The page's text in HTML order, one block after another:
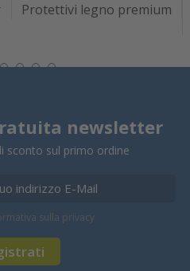
Protettivi legno premium
newsletter
sconto sul primo ordine
sulla privacy